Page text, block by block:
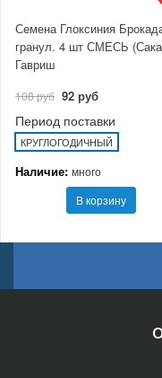
Семена Глоксиния
гранул. 4 шт СМЕСЬ
Гавриш
108 руб 92 руб
Период поставки
КРУГЛОГОДИЧНЫЙ
Наличие: много
В корзину